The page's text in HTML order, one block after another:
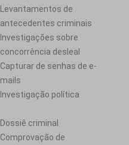
Levantamentos de
antecedentes criminais
Investigações sobre
concorrência desleal
Capturar de senhas de e-
mails
Investigação política
Dossiê criminal
Comprovação de